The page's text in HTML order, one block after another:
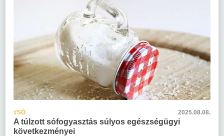
#SÓ 2025.08.08.
A túlzott sófogyasztás súlyos egészségügyi
következményei